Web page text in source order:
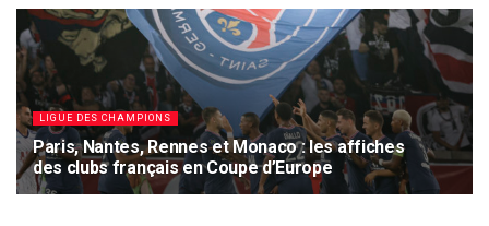
4 OCTOBRE 2023 1.9K
LIGUE DES CHAMPIONS
Paris, Nantes, Rennes et Monaco : les affiches
des clubs français en Coupe d’Europe